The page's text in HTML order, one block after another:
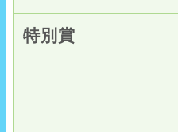
特別賞